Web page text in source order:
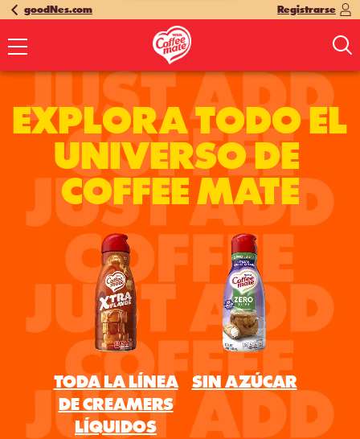
goodNes.com Registrarse
EXPLORA TODO EL
UNIVERSO DE
COFFEE MATE
TODA LA LÍNEA
DE CREAMERS
LÍQUIDOS
SIN AZÚCAR